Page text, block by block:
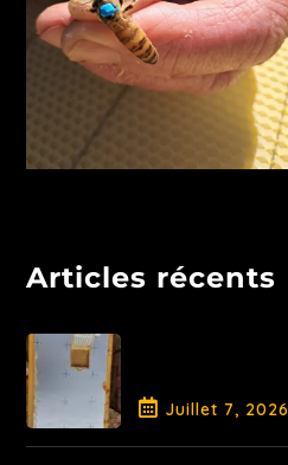
Articles récents
Juillet 7, 2026